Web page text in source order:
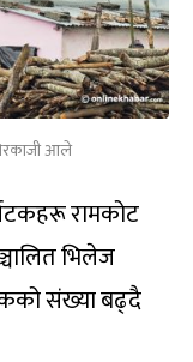
आले
रामकोट
भिलेज
संख्या बढ्दै